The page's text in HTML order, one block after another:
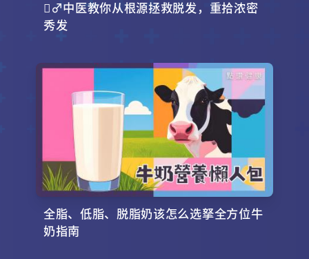
‍♂️中医教你从根源拯救脱发，重拾浓密
秀发
全脂、低脂、脱脂奶该怎么选拏全方位牛
奶指南